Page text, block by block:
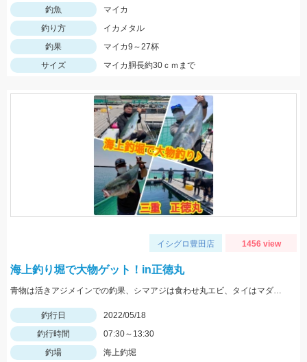
釣魚
マイカ
釣り方
イカメタル
釣果
マイカ9～27杯
サイズ
マイカ胴長約30ｃｍまで
イシグロ豊田店 1456 view
海上釣り堀で大物ゲット！in正徳丸
青物は活きアジメインでの釣果、シマアジは食わせ丸エビ、タイはマダイイエローが効果的でした。
釣行日
2022/05/18
釣行時間
07:30～13:30
釣場
海上釣堀